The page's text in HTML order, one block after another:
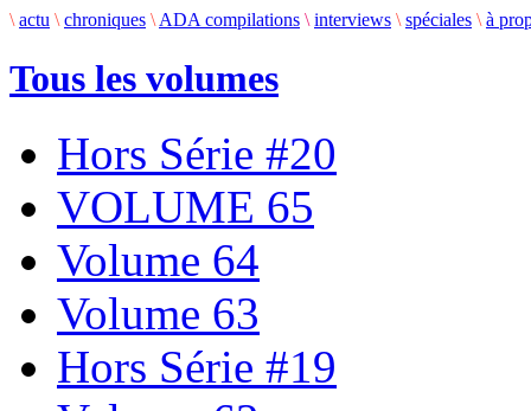
\ actu \ chroniques \ ADA compilations \ interviews \ spéciales \ à
Tous les volumes
Hors Série #20
VOLUME 65
Volume 64
Volume 63
Hors Série #19